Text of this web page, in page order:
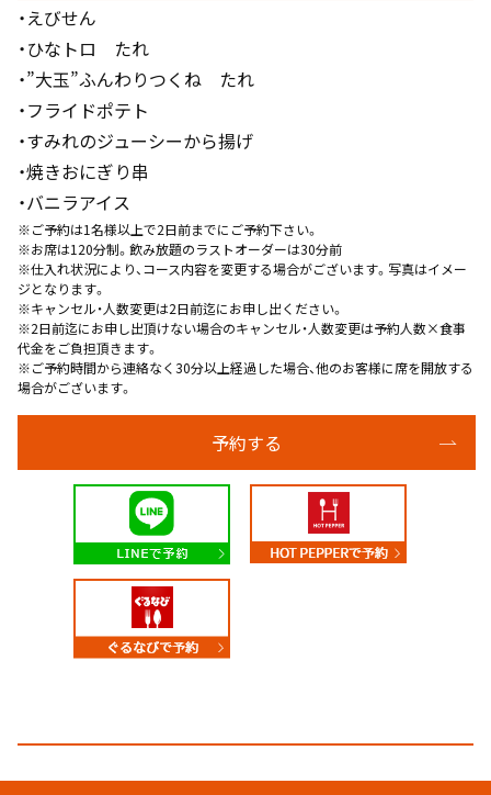
・えびせん
・ひなトロ たれ
・”大玉”ふんわりつくね たれ
・フライドポテト
・すみれのジューシーから揚げ
・焼きおにぎり串
・バニラアイス
※ご予約は1名様以上で2日前までにご予約下さい。
※お席は120分制。飲み放題のラストオーダーは30分前
※仕入れ状況により、コース内容を変更する場合がございます。写真はイメー
ジとなります。
※キャンセル・人数変更は2日前迄にお申し出ください。
※2日前迄にお申し出頂けない場合のキャンセル・人数変更は予約人数×食事
代金をご負担頂きます。
※ご予約時間から連絡なく30分以上経過した場合、他のお客様に席を開放する
場合がございます。
予約する